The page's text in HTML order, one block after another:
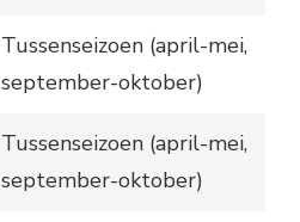
Tussenseizoen (april-mei,
september-oktober)
Tussenseizoen (april-mei,
september-oktober)